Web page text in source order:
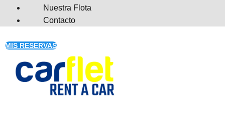
Nuestra Flota
Contacto
MIS RESERVAS